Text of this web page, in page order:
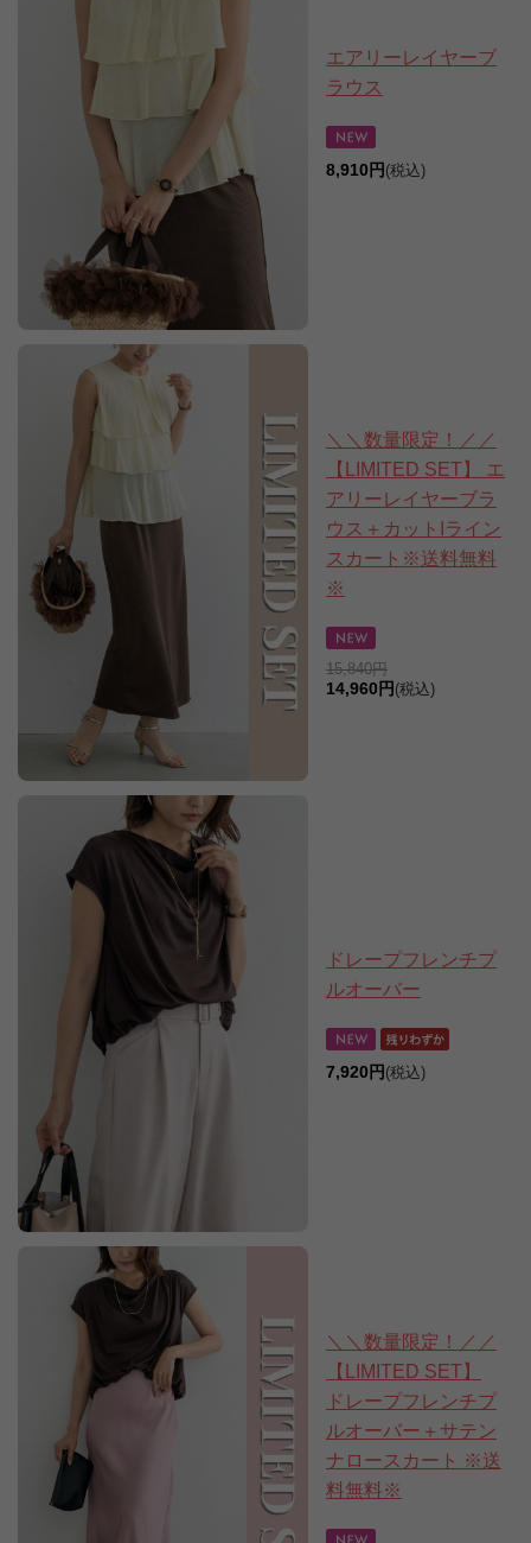
エアリーレイヤーブ
ラウス
8,910円 (税込)
＼＼数量限定！／／
【LIMITED SET】 エ
アリーレイヤーブラ
ウス＋カットIライン
スカート※送料無料
※
15,840円
14,960円 (税込)
ドレープフレンチプ
ルオーバー
7,920円 (税込)
＼＼数量限定！／／
【LIMITED SET】
ドレープフレンチプ
ルオーバー＋サテン
ナロースカート ※送
料無料※